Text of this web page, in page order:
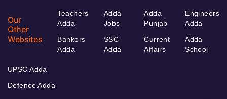
Our
Other
Websites
Teachers
Adda
Bankers
Adda
Adda
Jobs
SSC
Adda
Adda
Punjab
Current
Affairs
Engineers
Adda
Adda
School
UPSC Adda
Defence Adda